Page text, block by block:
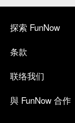
探索 FunNow
条款
联络我们
與 FunNow 合作